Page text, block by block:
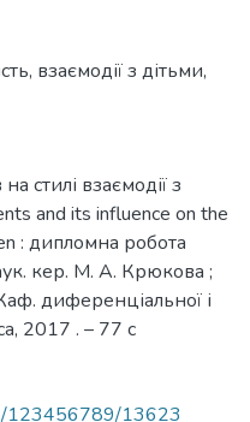
, взаємодії з дітьми,
стилі взаємодії з
and its influence on the
: дипломна робота
кер. М. А. Крюкова ;
диференціальної і
2017 . – 77 с
123456789/13623